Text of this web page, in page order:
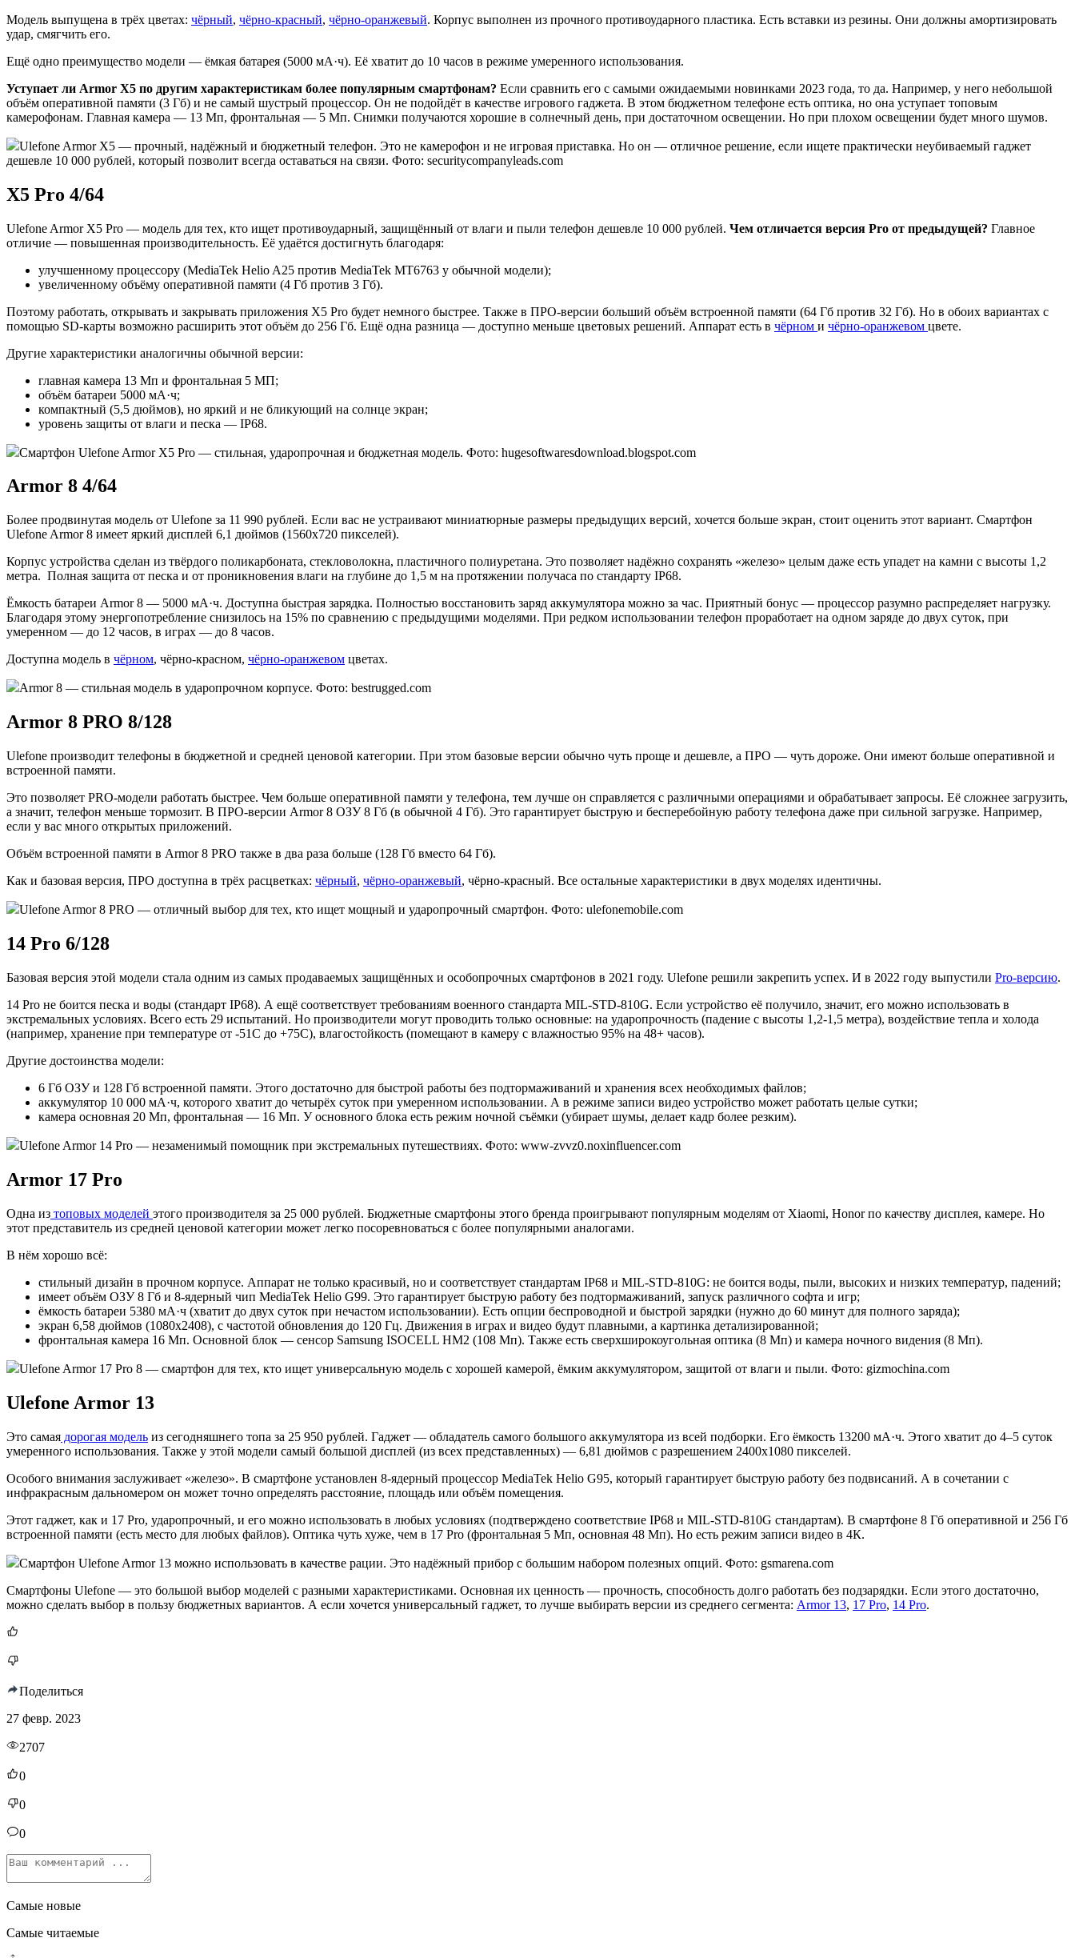
Модель выпущена в трёх цветах: чёрный, чёрно-красный, чёрно-оранжевый. Корпус выполнен из прочного противоударного пластика. Есть вставки из резины. Они должны амортизировать
удар, смягчить его.
Ещё одно преимущество модели — ёмкая батарея (5000 мА·ч). Её хватит до 10 часов в режиме умеренного использования.
Уступает ли Armor X5 по другим характеристикам более популярным смартфонам? Если сравнить его с самыми ожидаемыми новинками 2023 года, то да. Например, у него небольшой
объём оперативной памяти (3 Гб) и не самый шустрый процессор. Он не подойдёт в качестве игрового гаджета. В этом бюджетном телефоне есть оптика, но она уступает топовым
камерофонам. Главная камера — 13 Мп, фронтальная — 5 Мп. Снимки получаются хорошие в солнечный день, при достаточном освещении. Но при плохом освещении будет много шумов.
Ulefone Armor X5 — прочный, надёжный и бюджетный телефон. Это не камерофон и не игровая приставка. Но он — отличное решение, если ищете практически неубиваемый гаджет
дешевле 10 000 рублей, который позволит всегда оставаться на связи. Фото: securitycompanyleads.com
X5 Pro 4/64
Ulefone Armor X5 Pro — модель для тех, кто ищет противоударный, защищённый от влаги и пыли телефон дешевле 10 000 рублей. Чем отличается версия Pro от предыдущей? Главное
отличие — повышенная производительность. Её удаётся достигнуть благодаря:
улучшенному процессору (MediaTek Helio A25 против MediaTek MT6763 у обычной модели);
увеличенному объёму оперативной памяти (4 Гб против 3 Гб).
Поэтому работать, открывать и закрывать приложения X5 Pro будет немного быстрее. Также в ПРО-версии больший объём встроенной памяти (64 Гб против 32 Гб). Но в обоих вариантах с
помощью SD-карты возможно расширить этот объём до 256 Гб. Ещё одна разница — доступно меньше цветовых решений. Аппарат есть в чёрном и чёрно-оранжевом цвете.
Другие характеристики аналогичны обычной версии:
главная камера 13 Мп и фронтальная 5 МП;
объём батареи 5000 мА·ч;
компактный (5,5 дюймов), но яркий и не бликующий на солнце экран;
уровень защиты от влаги и песка — IP68.
Смартфон Ulefone Armor X5 Pro — стильная, ударопрочная и бюджетная модель. Фото: hugesoftwaresdownload.blogspot.com
Armor 8 4/64
Более продвинутая модель от Ulefone за 11 990 рублей. Если вас не устраивают миниатюрные размеры предыдущих версий, хочется больше экран, стоит оценить этот вариант. Смартфон
Ulefone Armor 8 имеет яркий дисплей 6,1 дюймов (1560x720 пикселей).
Корпус устройства сделан из твёрдого поликарбоната, стекловолокна, пластичного полиуретана. Это позволяет надёжно сохранять «железо» целым даже есть упадет на камни с высоты 1,2
метра. Полная защита от песка и от проникновения влаги на глубине до 1,5 м на протяжении получаса по стандарту IP68.
Ёмкость батареи Armor 8 — 5000 мА·ч. Доступна быстрая зарядка. Полностью восстановить заряд аккумулятора можно за час. Приятный бонус — процессор разумно распределяет нагрузку.
Благодаря этому энергопотребление снизилось на 15% по сравнению с предыдущими моделями. При редком использовании телефон проработает на одном заряде до двух суток, при
умеренном — до 12 часов, в играх — до 8 часов.
Доступна модель в чёрном, чёрно-красном, чёрно-оранжевом цветах.
Armor 8 — стильная модель в ударопрочном корпусе. Фото: bestrugged.com
Armor 8 PRO 8/128
Ulefone производит телефоны в бюджетной и средней ценовой категории. При этом базовые версии обычно чуть проще и дешевле, а ПРО — чуть дороже. Они имеют больше оперативной и
встроенной памяти.
Это позволяет PRO-модели работать быстрее. Чем больше оперативной памяти у телефона, тем лучше он справляется с различными операциями и обрабатывает запросы. Её сложнее загрузить,
а значит, телефон меньше тормозит. В ПРО-версии Armor 8 ОЗУ 8 Гб (в обычной 4 Гб). Это гарантирует быструю и бесперебойную работу телефона даже при сильной загрузке. Например,
если у вас много открытых приложений.
Объём встроенной памяти в Armor 8 PRO также в два раза больше (128 Гб вместо 64 Гб).
Как и базовая версия, ПРО доступна в трёх расцветках: чёрный, чёрно-оранжевый, чёрно-красный. Все остальные характеристики в двух моделях идентичны.
Ulefone Armor 8 PRO — отличный выбор для тех, кто ищет мощный и ударопрочный смартфон. Фото: ulefonemobile.com
14 Pro 6/128
Базовая версия этой модели стала одним из самых продаваемых защищённых и особопрочных смартфонов в 2021 году. Ulefone решили закрепить успех. И в 2022 году выпустили Pro-версию.
14 Pro не боится песка и воды (стандарт IP68). А ещё соответствует требованиям военного стандарта MIL-STD-810G. Если устройство её получило, значит, его можно использовать в
экстремальных условиях. Всего есть 29 испытаний. Но производители могут проводить только основные: на ударопрочность (падение с высоты 1,2-1,5 метра), воздействие тепла и холода
(например, хранение при температуре от -51С до +75С), влагостойкость (помещают в камеру с влажностью 95% на 48+ часов).
Другие достоинства модели:
6 Гб ОЗУ и 128 Гб встроенной памяти. Этого достаточно для быстрой работы без подтормаживаний и хранения всех необходимых файлов;
аккумулятор 10 000 мА·ч, которого хватит до четырёх суток при умеренном использовании. А в режиме записи видео устройство может работать целые сутки;
камера основная 20 Мп, фронтальная — 16 Мп. У основного блока есть режим ночной съёмки (убирает шумы, делает кадр более резким).
Ulefone Armor 14 Pro — незаменимый помощник при экстремальных путешествиях. Фото: www-zvvz0.noxinfluencer.com
Armor 17 Pro
Одна из топовых моделей этого производителя за 25 000 рублей. Бюджетные смартфоны этого бренда проигрывают популярным моделям от Xiaomi, Honor по качеству дисплея, камере. Но
этот представитель из средней ценовой категории может легко посоревноваться с более популярными аналогами.
В нём хорошо всё:
стильный дизайн в прочном корпусе. Аппарат не только красивый, но и соответствует стандартам IP68 и MIL-STD-810G: не боится воды, пыли, высоких и низких температур, падений;
имеет объём ОЗУ 8 Гб и 8-ядерный чип MediaTek Helio G99. Это гарантирует быструю работу без подтормаживаний, запуск различного софта и игр;
ёмкость батареи 5380 мА·ч (хватит до двух суток при нечастом использовании). Есть опции беспроводной и быстрой зарядки (нужно до 60 минут для полного заряда);
экран 6,58 дюймов (1080х2408), с частотой обновления до 120 Гц. Движения в играх и видео будут плавными, а картинка детализированной;
фронтальная камера 16 Мп. Основной блок — сенсор Samsung ISOCELL HM2 (108 Мп). Также есть сверхширокоугольная оптика (8 Мп) и камера ночного видения (8 Мп).
Ulefone Armor 17 Pro 8 — смартфон для тех, кто ищет универсальную модель с хорошей камерой, ёмким аккумулятором, защитой от влаги и пыли. Фото: gizmochina.com
Ulefone Armor 13
Это самая дорогая модель из сегодняшнего топа за 25 950 рублей. Гаджет — обладатель самого большого аккумулятора из всей подборки. Его ёмкость 13200 мА·ч. Этого хватит до 4–5 суток
умеренного использования. Также у этой модели самый большой дисплей (из всех представленных) — 6,81 дюймов с разрешением 2400x1080 пикселей.
Особого внимания заслуживает «железо». В смартфоне установлен 8-ядерный процессор MediaTek Helio G95, который гарантирует быструю работу без подвисаний. А в сочетании с
инфракрасным дальномером он может точно определять расстояние, площадь или объём помещения.
Этот гаджет, как и 17 Pro, ударопрочный, и его можно использовать в любых условиях (подтверждено соответствие IP68 и MIL-STD-810G стандартам). В смартфоне 8 Гб оперативной и 256 Гб
встроенной памяти (есть место для любых файлов). Оптика чуть хуже, чем в 17 Pro (фронтальная 5 Мп, основная 48 Мп). Но есть режим записи видео в 4К.
Смартфон Ulefone Armor 13 можно использовать в качестве рации. Это надёжный прибор с большим набором полезных опций. Фото: gsmarena.com
Смартфоны Ulefone — это большой выбор моделей с разными характеристиками. Основная их ценность — прочность, способность долго работать без подзарядки. Если этого достаточно,
можно сделать выбор в пользу бюджетных вариантов. А если хочется универсальный гаджет, то лучше выбирать версии из среднего сегмента: Armor 13, 17 Pro, 14 Pro.
Поделиться
27 февр. 2023
2707
0
0
0
Самые новые
Самые читаемые